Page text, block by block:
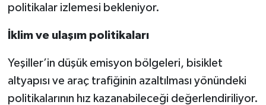
politikalar izlemesi bekleniyor.
İklim ve ulaşım politikaları
Yeşiller’in düşük emisyon bölgeleri, bisiklet
altyapısı ve araç trafiğinin azaltılması yönündeki
politikalarının hız kazanabileceği değerlendiriliyor.